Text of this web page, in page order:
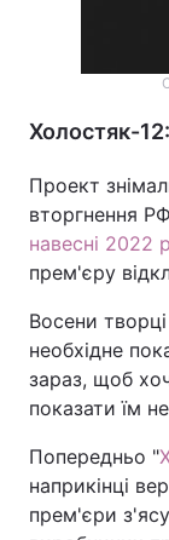
Холостяк-
Проект
вторгнення
навесні 2022
прем'єру
Восени
необхідне
зараз, щоб
показати їм
Попередньо "
наприкінці
прем'єри